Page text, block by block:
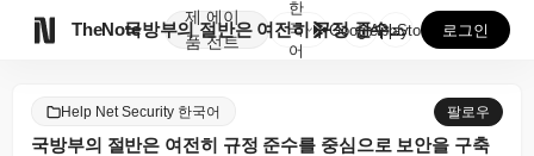
TheNote
제
품
에이
전트
국방부의 절반은 여전히 규정 준수를 중심으로 보안을 구...
한
국
어
GooglePlay
AppStore 로그인
Help Net Security 한국어 팔로우
국방부의 절반은 여전히 규정 준수를 중심으로 보안을 구축